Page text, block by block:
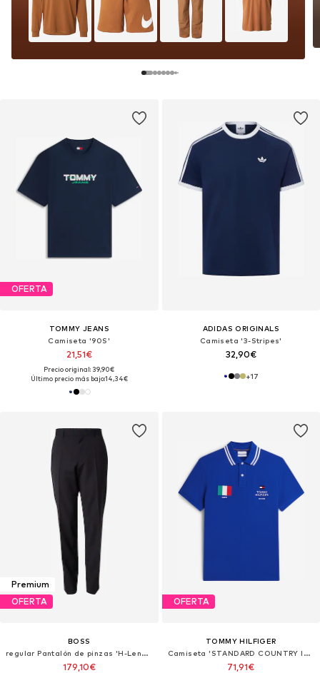
OFERTA
TOMMY JEANS
Camiseta '90S'
21,51€
Precio original: 39,90€
Último precio más bajo:14,34€
ADIDAS ORIGINALS
Camiseta '3-Stripes'
32,90€
+17
Premium
OFERTA
BOSS
regular Pantalón de pinzas 'H-Lenon-MM-251'
179,10€
OFERTA
TOMMY HILFIGER
Camiseta 'STANDARD COUNTRY ITALY'
71,91€